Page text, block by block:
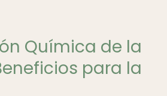
Química de la
para la